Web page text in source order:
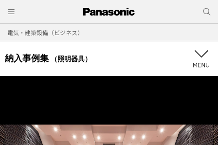
電気・建築設備（ビジネス）
納入事例集 （照明器具）